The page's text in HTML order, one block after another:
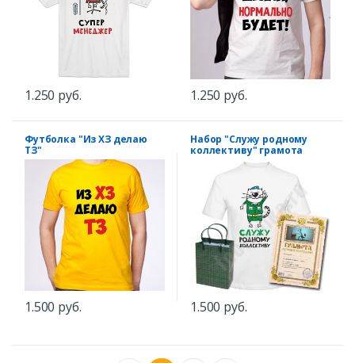
1.250 руб. 1.250 руб.
Футболка "Из ХЗ делаю
ТЗ"
1.500 руб.
Набор "Служу родному
коллективу" грамота
1.500 руб.